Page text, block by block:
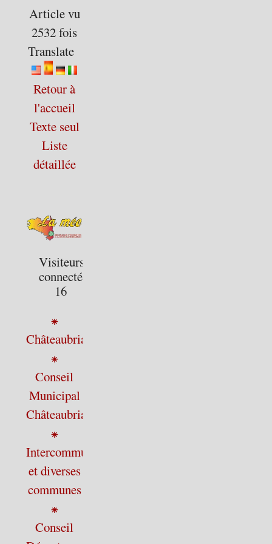
Article vu
2532 fois
Translate
Retour à
l'accueil
Texte seul
Liste
détaillée
Visiteurs
connectés :
16
⁕
Châteaubriant
⁕
Conseil
Municipal
Châteaubriant
⁕
Intercommunalité
et diverses
communes
⁕
Conseil